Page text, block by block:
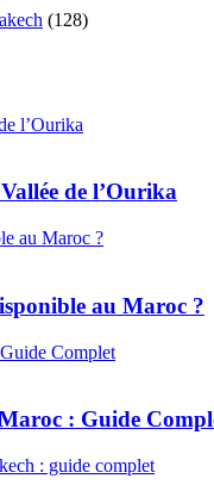
(128)
l’Ourika
de l’Ourika
au Maroc ?
au Maroc ?
Complet
: Guide
: guide complet